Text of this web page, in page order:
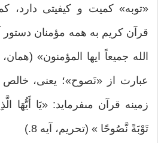
«توبه» کمیت و کیفیتى دارد،
قرآن کریم به همه مؤمنان دستور
عبارت از «نَصوح»؛ یعنى،
زمینه قرآن مى‏فرماید: «یَا أَیُّهَا
تَوْبَةً نَّصُوحًا » (تحریم، آیه 8.)